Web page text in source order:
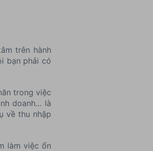
trên hành
bạn phải có
trong việc
doanh... là
về thu nhập
làm việc ổn